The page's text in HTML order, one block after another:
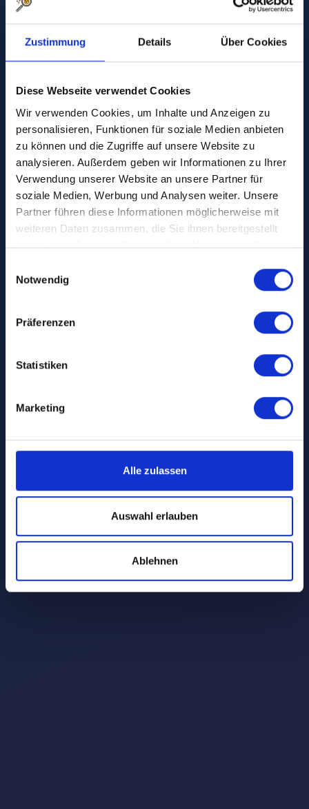
Zustimmung Details Über Cookies
Diese Webseite verwendet Cookies
Wir verwenden Cookies, um Inhalte und Anzeigen zu
personalisieren, Funktionen für soziale Medien anbieten
zu können und die Zugriffe auf unsere Website zu
analysieren. Außerdem geben wir Informationen zu Ihrer
Verwendung unserer Website an unsere Partner für
soziale Medien, Werbung und Analysen weiter. Unsere
Partner führen diese Informationen möglicherweise mit
weiteren Daten zusammen, die Sie ihnen bereitgestellt
haben oder die sie im Rahmen Ihrer Nutzung der Dienste
Notwendig
Präferenzen
Statistiken
Marketing
Alle zulassen
Auswahl erlauben
Ablehnen
27. December 2024
Insights Austria #2:
Mood at the turn of
the year